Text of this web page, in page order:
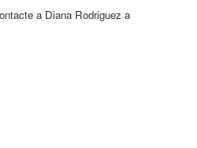
a Diana Rodriguez a